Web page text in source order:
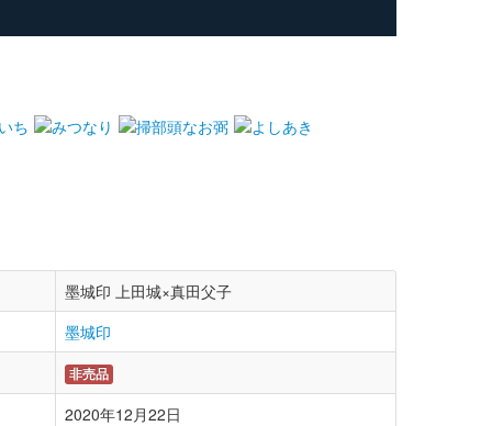
墨城印 上田城×真田父子
墨城印
非売品
2020年12月22日